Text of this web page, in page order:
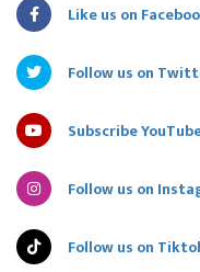
Like us on
Follow us on
Subscribe
Follow us on
Follow us on